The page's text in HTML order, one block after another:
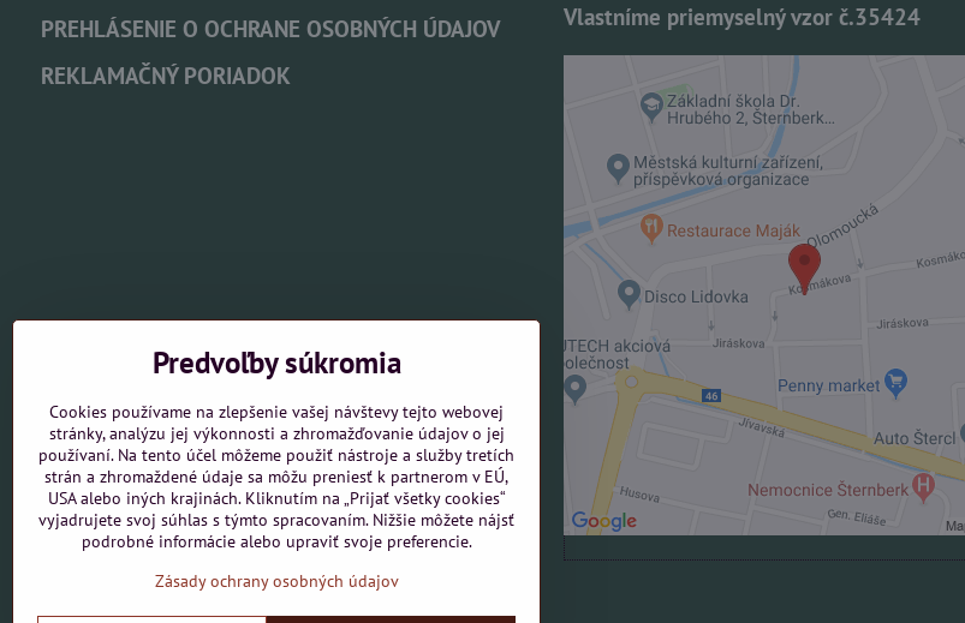
PREHLÁSENIE O OCHRANE OSOBNÝCH ÚDAJOV
REKLAMAČNÝ PORIADOK
Vlastníme priemyselný vzor č.35424
Externý obsah je blokovaný Voľbami
súkromia
Prajete si načítať externý obsah?
Povoliť tentokrát
Povoliť a zapamätať - súhlas s druhom cookie:
Funkčné
Otvoriť obsah v novom okne
Predvoľby súkromia
Cookies používame na zlepšenie vašej návštevy tejto webovej
stránky, analýzu jej výkonnosti a zhromažďovanie údajov o jej
používaní. Na tento účel môžeme použiť nástroje a služby tretích
strán a zhromaždené údaje sa môžu preniesť k partnerom v EÚ,
USA alebo iných krajinách. Kliknutím na „Prijať všetky cookies“
vyjadrujete svoj súhlas s týmto spracovaním. Nižšie môžete nájsť
podrobné informácie alebo upraviť svoje preferencie.
Zásady ochrany osobných údajov